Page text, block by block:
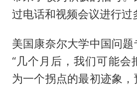
过电话和视频会议进行过
美国康奈尔大学中国问题
“几个月后，我们可能会
为一个拐点的最初迹象